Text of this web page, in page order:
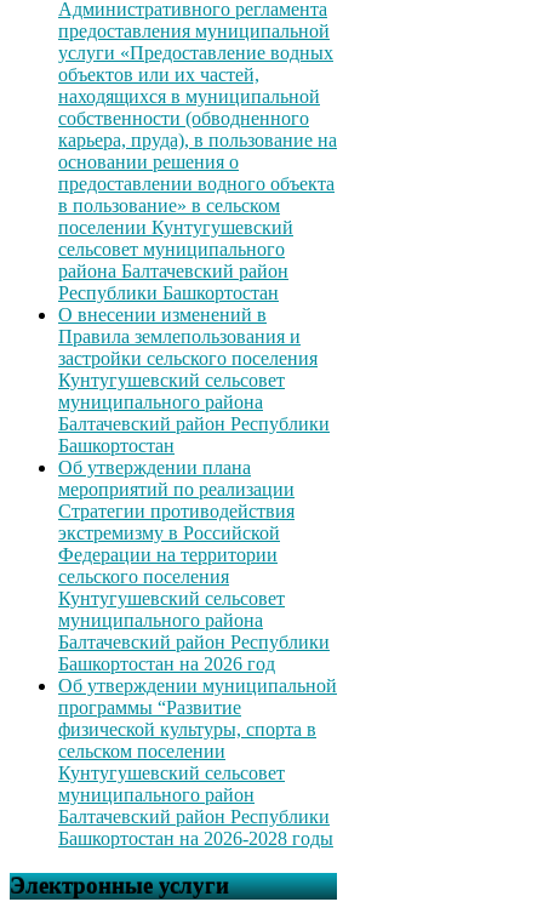
Административного регламента
предоставления муниципальной
услуги «Предоставление водных
объектов или их частей,
находящихся в муниципальной
собственности (обводненного
карьера, пруда), в пользование на
основании решения о
предоставлении водного объекта
в пользование» в сельском
поселении Кунтугушевский
сельсовет муниципального
района Балтачевский район
Республики Башкортостан
О внесении изменений в
Правила землепользования и
застройки сельского поселения
Кунтугушевский сельсовет
муниципального района
Балтачевский район Республики
Башкортостан
Об утверждении плана
мероприятий по реализации
Стратегии противодействия
экстремизму в Российской
Федерации на территории
сельского поселения
Кунтугушевский сельсовет
муниципального района
Балтачевский район Республики
Башкортостан на 2026 год
Об утверждении муниципальной
программы “Развитие
физической культуры, спорта в
сельском поселении
Кунтугушевский сельсовет
муниципального район
Балтачевский район Республики
Башкортостан на 2026-2028 годы
Электронные услуги